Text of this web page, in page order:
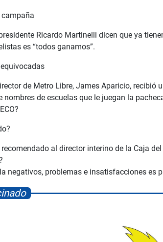
Ricardo Martinelli dicen que ya
es “todos ganamos”.
de Metro Libre, James Aparicio,
nombres de escuelas que le juegan la
al director interino de la Caja
negativos, problemas e insatisfacciones es